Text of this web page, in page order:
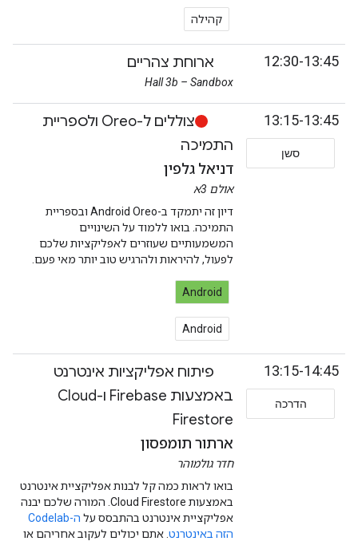
קהילה
12:30-13:45 ארוחת צהריים
Hall 3b – Sandbox
13:15-13:45
סשן
צוללים ל-Oreo ולספריית
התמיכה
דניאל גלפין
אולם 3א
דיון זה יתמקד ב-Android Oreo ובספריית
התמיכה. בואו ללמוד על השינויים
המשמעותיים שעוזרים לאפליקציות שלכם
לפעול, להיראות ולהרגיש טוב יותר מאי פעם.
Android
Android
13:15-14:45
הדרכה
פיתוח אפליקציות אינטרנט
באמצעות Firebase ו-Cloud
Firestore
ארתור תומפסון
חדר גולמוהר
בואו לראות כמה קל לבנות אפליקציית אינטרנט
באמצעות Cloud Firestore. המורה שלכם יבנה
אפליקציית אינטרנט בהתבסס על
ה-Codelab
הזה באינטרנט . אתם יכולים לעקוב אחריהם או